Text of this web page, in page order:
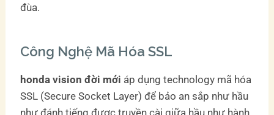
đùa.
Công Nghệ Mã Hóa SSL
honda vision đời mới áp dụng technology mã hóa
SSL (Secure Socket Layer) để bảo an sắp như hầu
như đánh tiếng được truyền cài giữa hầu như hành